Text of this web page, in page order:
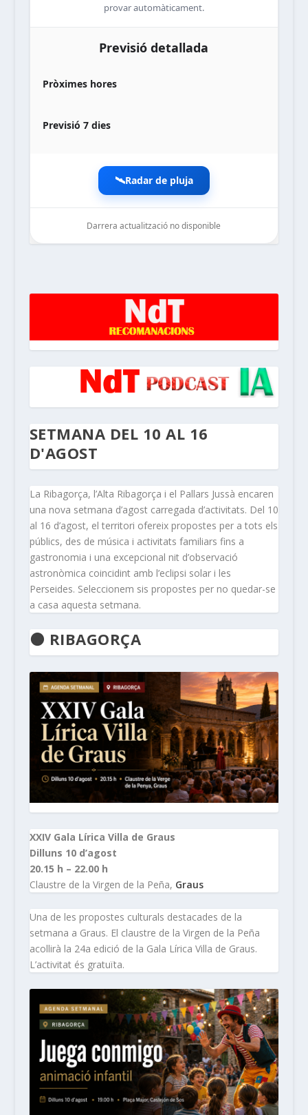
provar automàticament.
Previsió detallada
Pròximes hores
Previsió 7 dies
🛰️Radar de pluja
Darrera actualització no disponible
SETMANA DEL 10 AL 16
D'AGOST
La Ribagorça, l’Alta Ribagorça i el Pallars Jussà encaren
una nova setmana d’agost carregada d’activitats. Del 10
al 16 d’agost, el territori ofereix propostes per a tots els
públics, des de música i activitats familiars fins a
gastronomia i una excepcional nit d’observació
astronòmica coincidint amb l’eclipsi solar i les
Perseides. Seleccionem sis propostes per no quedar-se
a casa aquesta setmana.
🟠 RIBAGORÇA
XXIV Gala Lírica Villa de Graus
Dilluns 10 d’agost
20.15 h – 22.00 h
Claustre de la Virgen de la Peña, Graus
Una de les propostes culturals destacades de la
setmana a Graus. El claustre de la Virgen de la Peña
acollirà la 24a edició de la Gala Lírica Villa de Graus.
L’activitat és gratuïta.